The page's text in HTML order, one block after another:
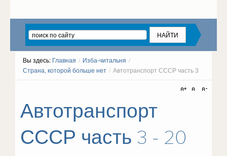
Вы здесь: Главная / Изба-читальня /
Страна, которой больше нет / Автотранспорт СССР часть 3
Автотранспорт
СССР часть 3 - 20